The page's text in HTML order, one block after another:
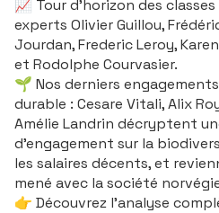
📈 Tour d'horizon des
experts Olivier Guillou,
Jourdan, Frederic Leroy,
et Rodolphe Courvasier.
🌱 Nos derniers
durable : Cesare Vitali, Alix
Amélie Landrin décryptent
d’engagement sur la
les salaires décents, et
mené avec la société
👉 Découvrez l'analyse